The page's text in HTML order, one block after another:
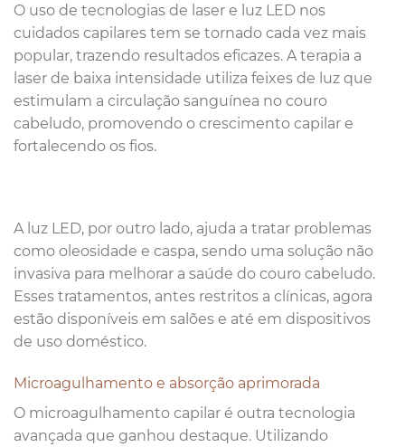
O uso de tecnologias de laser e luz LED nos
cuidados capilares tem se tornado cada vez mais
popular, trazendo resultados eficazes. A terapia a
laser de baixa intensidade utiliza feixes de luz que
estimulam a circulação sanguínea no couro
cabeludo, promovendo o crescimento capilar e
fortalecendo os fios.
A luz LED, por outro lado, ajuda a tratar problemas
como oleosidade e caspa, sendo uma solução não
invasiva para melhorar a saúde do couro cabeludo.
Esses tratamentos, antes restritos a clínicas, agora
estão disponíveis em salões e até em dispositivos
de uso doméstico.
Microagulhamento e absorção aprimorada
O microagulhamento capilar é outra tecnologia
avançada que ganhou destaque. Utilizando